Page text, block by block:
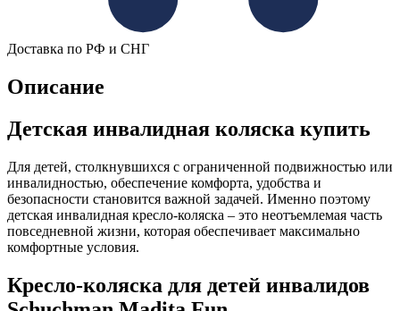
Доставка по РФ и СНГ
Описание
Детская инвалидная коляска купить
Для детей, столкнувшихся с ограниченной подвижностью или
инвалидностью, обеспечение комфорта, удобства и
безопасности становится важной задачей. Именно поэтому
детская инвалидная кресло-коляска – это неотъемлемая часть
повседневной жизни, которая обеспечивает максимально
комфортные условия.
Кресло-коляска для детей инвалидов